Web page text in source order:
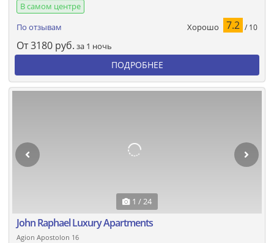
В самом центре
По отзывам
Хорошо 7.2 / 10
От3180 руб. за 1 ночь
ПОДРОБНЕЕ
1 / 24
John Raphael Luxury Apartments
Agion Apostolon 16